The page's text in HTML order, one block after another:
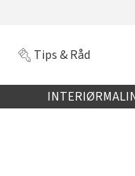
Tips & Råd